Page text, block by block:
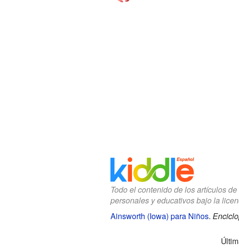
Todo el contenido de los artículos de
personales y educativos bajo la
Ainsworth (Iowa) para Niños.